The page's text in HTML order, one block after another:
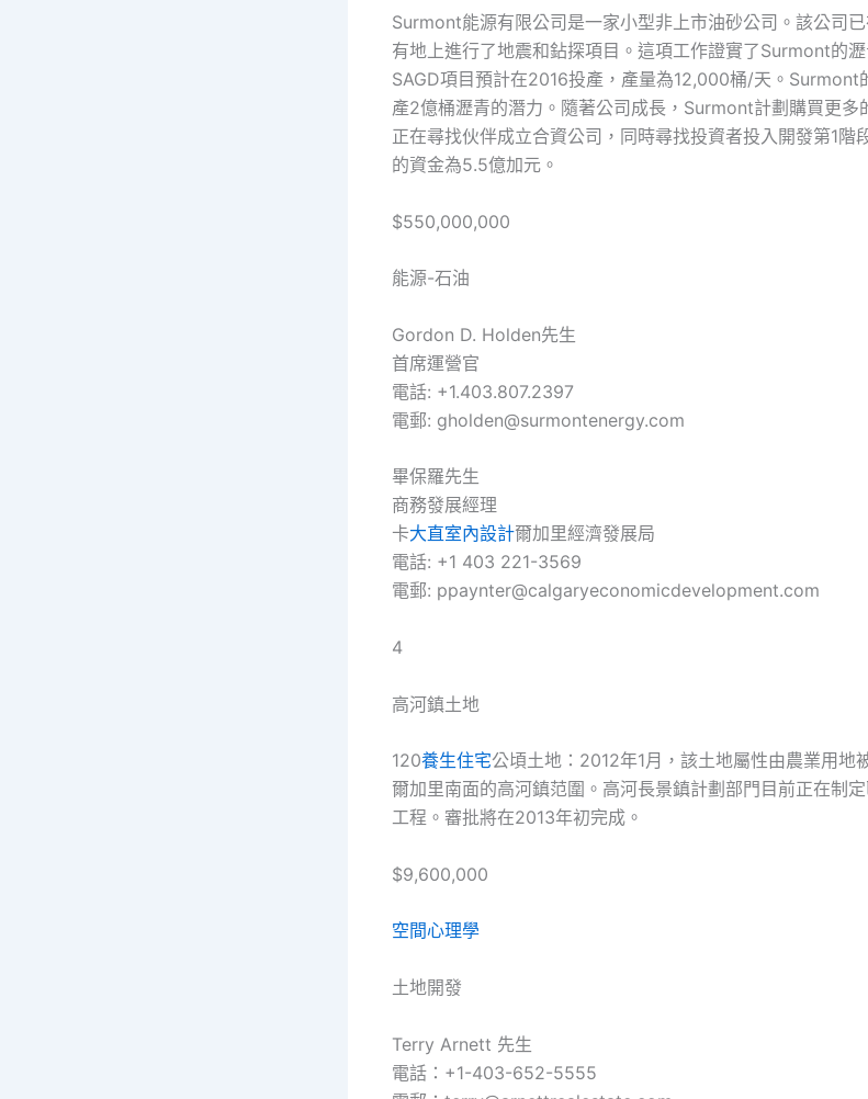
Surmont能源有限公司是一家小型非上市油砂公司。該公司
有地上進行了地震和鉆探項目。這項工作證實了Surmont的
SAGD項目預計在2016投產，產量為12,000桶/天。Surmont
產2億桶瀝青的潛力。隨著公司成長，Surmont計劃購買更
正在尋找伙伴成立合資公司，同時尋找投資者投入開發第1階
的資金為5.5億加元。
$550,000,000
能源-石油
Gordon D. Holden先生
首席運營官
電話: +1.403.807.2397
電郵: gholden@surmontenergy.com
畢保羅先生
商務發展經理
卡大直室內設計爾加里經濟發展局
電話: +1 403 221-3569
電郵: ppaynter@calgaryeconomicdevelopment.com
4
高河鎮土地
120養生住宅公頃土地：2012年1月，該土地屬性由農業用地
爾加里南面的高河鎮范圍。高河長景鎮計劃部門目前正在制
工程。審批將在2013年初完成。
$9,600,000
空間心理學
土地開發
Terry Arnett 先生
電話：+1-403-652-5555